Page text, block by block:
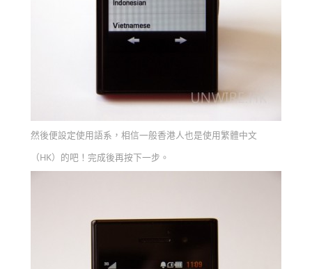
然後便設定使用語系，相信一般香港人也是使用繁體中文
（HK）的吧！完成後再按下一步。